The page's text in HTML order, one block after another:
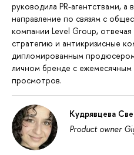
руководила PR-агентствами, а
направление по связям с
компании Level Group,
стратегию и антикризисные
дипломированным
личном бренде с
просмотров.
Кудрявцева
Product owner